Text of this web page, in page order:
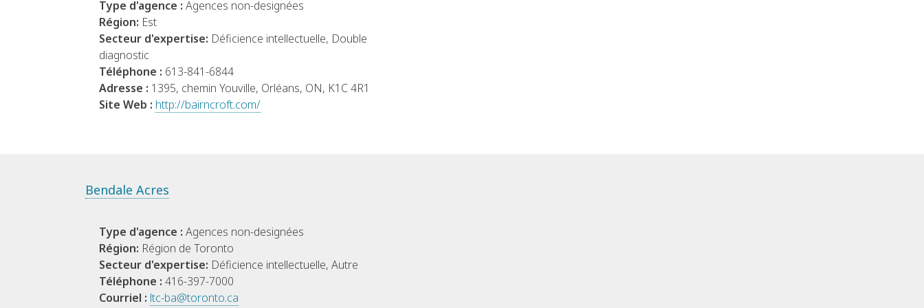
Type d'agence : Agences non-designées
Région: Est
Secteur d'expertise: Déficience intellectuelle, Double
diagnostic
Téléphone : 613-841-6844
Adresse : 1395, chemin Youville, Orléans, ON, K1C 4R1
Site Web : http://bairncroft.com/
Bendale Acres
Type d'agence : Agences non-designées
Région: Région de Toronto
Secteur d'expertise: Déficience intellectuelle, Autre
Téléphone : 416-397-7000
Courriel : ltc-ba@toronto.ca